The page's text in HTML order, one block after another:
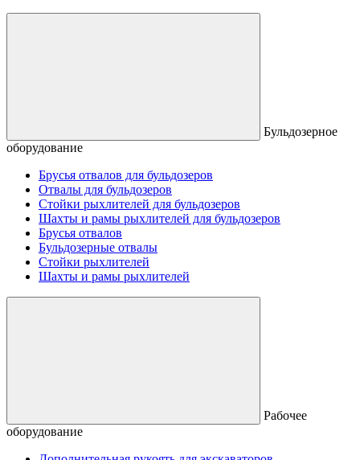
Бульдозерное
оборудование
Брусья отвалов для бульдозеров
Отвалы для бульдозеров
Стойки рыхлителей для бульдозеров
Шахты и рамы рыхлителей для бульдозеров
Брусья отвалов
Бульдозерные отвалы
Стойки рыхлителей
Шахты и рамы рыхлителей
Рабочее
оборудование